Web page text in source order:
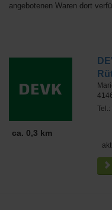
angebotenen Waren dort
ca. 0,3 km